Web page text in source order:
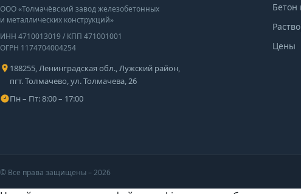
ООО «Толмачёвский завод железобетонных
и металлических конструкций»
ИНН 4710013019 / КПП 471001001
ОГРН 1174704004254
188255, Ленинградская обл., Лужский район,
пгт. Толмачево, ул. Толмачева, 26
Пн – Пт: 8:00 – 17:00
Цены
© Все права защищены – 2026